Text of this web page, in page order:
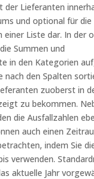
der Lieferanten
und optional für
einer Liste dar. In der
Summen und
in den Kategorien
nach den Spalten
zuoberst in
zu bekommen.
die Ausfallzahlen
auch einen
indem Sie
verwenden.
aktuelle Jahr